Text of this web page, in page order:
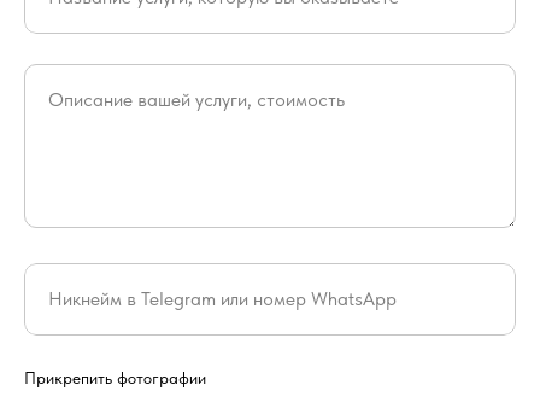
Описание вашей услуги, стоимость
Никнейм в Telegram или номер WhatsApp
Прикрепить фотографии